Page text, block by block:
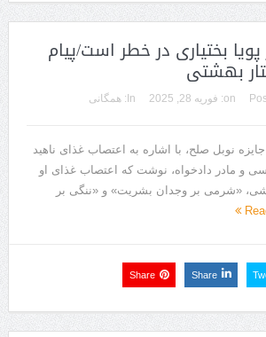
بختیاری در خطر است/پیام
بهشتی
on: فوریه 28, 2025 In: همگانی
نوبل صلح، با اشاره به اعتصاب غذای ناهید
و مادر دادخواه، نوشت که اعتصاب غذای او
«شرمی بر وجدان بشریت» و «ننگی بر
Share
Share